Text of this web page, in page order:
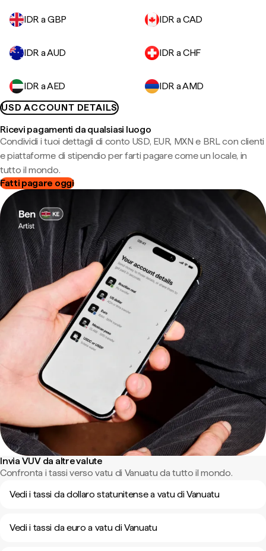
IDR a GBP IDR a CAD
IDR a AUD IDR a CHF
IDR a AED
IDR a AMD
USD ACCOUNT DETAILS
Ricevi pagamenti da qualsiasi luogo
Condividi i tuoi dettagli di conto USD, EUR, MXN e BRL con clienti
e piattaforme di stipendio per farti pagare come un locale, in
tutto il mondo.
Fatti pagare oggi
Invia VUV da altre valute
Confronta i tassi verso vatu di Vanuatu da tutto il mondo.
Vedi i tassi da dollaro statunitense a vatu di Vanuatu
Vedi i tassi da euro a vatu di Vanuatu